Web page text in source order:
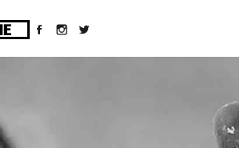
10/d43051023/htdocs/wordpress/wp-